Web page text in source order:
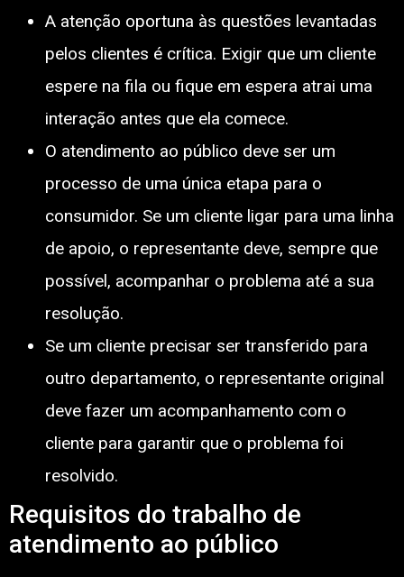
A atenção oportuna às questões levantadas
pelos clientes é crítica. Exigir que um cliente
espere na fila ou fique em espera atrai uma
interação antes que ela comece.
O atendimento ao público deve ser um
processo de uma única etapa para o
consumidor. Se um cliente ligar para uma linha
de apoio, o representante deve, sempre que
possível, acompanhar o problema até a sua
resolução.
Se um cliente precisar ser transferido para
outro departamento, o representante original
deve fazer um acompanhamento com o
cliente para garantir que o problema foi
resolvido.
Requisitos do trabalho de
atendimento ao público